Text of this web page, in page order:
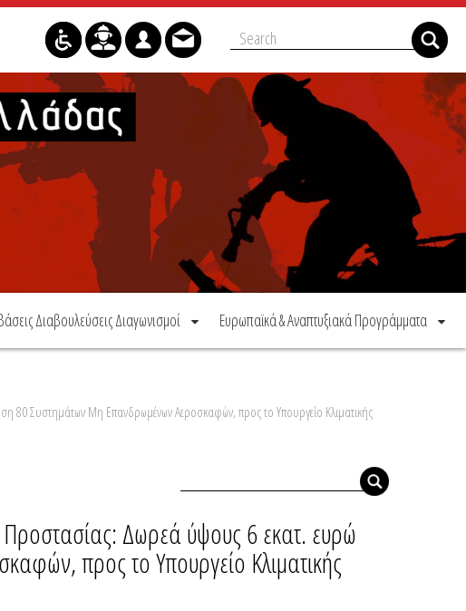
Διαβουλεύσεις Διαγωνισμοί Ευρωπαϊκά & Αναπτυξιακά Προγράμματα
80 Συστημάτων Μη Επανδρωμένων Αεροσκαφών, προς το Υπουργείο Κλιματικής
Προστασίας: Δωρεά ύψους 6 εκατ. ευρώ
προς το Υπουργείο Κλιματικής